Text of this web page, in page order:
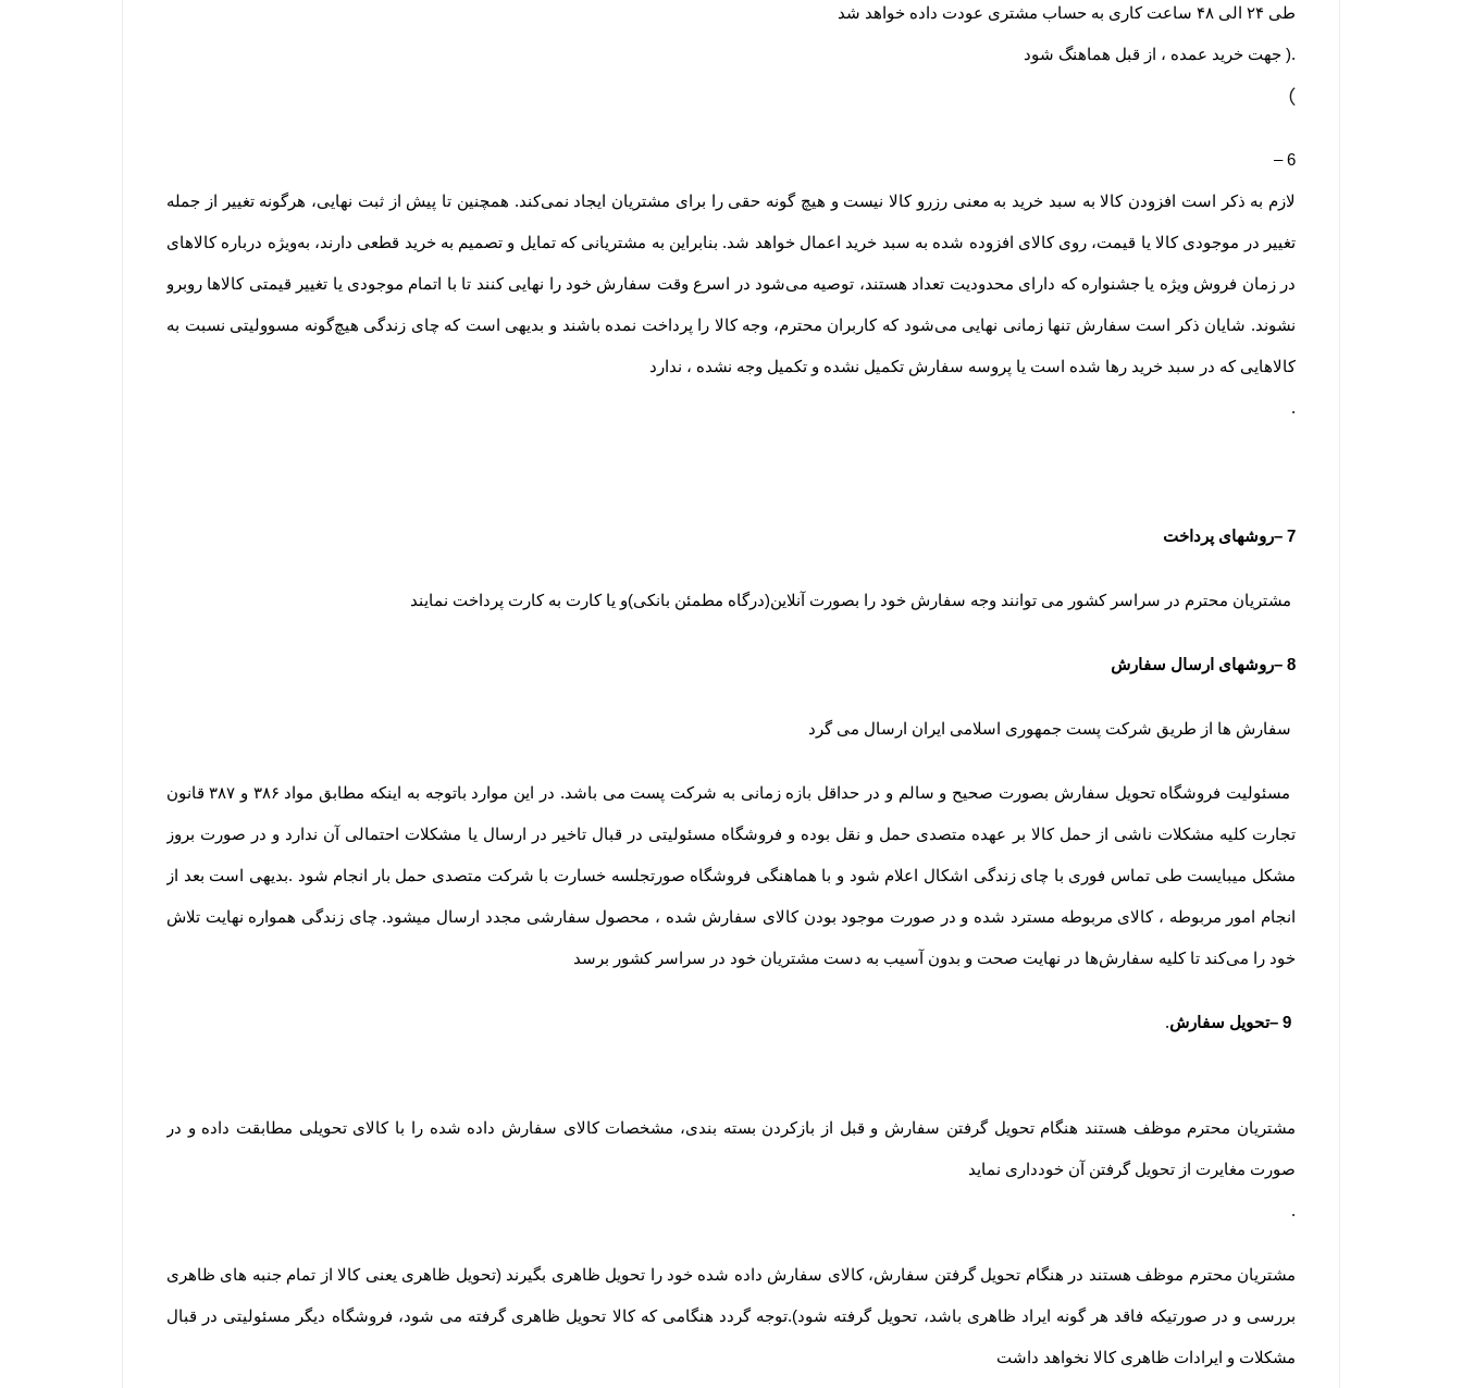
طی ۲۴ الی ۴۸ ساعت کاری به حساب مشتری عودت داده خواهد شد
جهت خرید عمده ، از قبل هماهنگ شود ).
)
6
–
لازم به ذکر است افزودن کالا به سبد خرید به معنی رزرو کالا نیست و هیچ گونه حقی را برای مشتریان ایجاد نمی‌کند. همچنین تا پیش از ثبت نهایی، هرگونه تغییر از جمله
تغییر در موجودی کالا یا قیمت، روی کالای افزوده شده به سبد خرید اعمال خواهد شد. بنابراین به مشتریانی که تمایل و تصمیم به خرید قطعی دارند، به‌ویژه درباره کالاهای
در زمان فروش ویژه یا جشنواره که دارای محدودیت تعداد هستند، توصیه می‌شود در اسرع وقت سفارش خود را نهایی کنند تا با اتمام موجودی یا تغییر قیمتی کالاها روبرو
نشوند. شایان ذکر است سفارش تنها زمانی نهایی می‌شود که کاربران محترم، وجه کالا را پرداخت نمده باشند و بدیهی است که چای زندگی هیچ‌گونه مسوولیتی نسبت به
کالاهایی که در سبد خرید رها شده است یا پروسه سفارش تکمیل نشده و تکمیل وجه نشده ، ندارد
.
7
–روشهای پرداخت
مشتریان محترم در سراسر کشور می توانند وجه سفارش خود را بصورت آنلاین(درگاه مطمئن بانکی)و یا کارت به کارت پرداخت نمایند
8
–روشهای ارسال سفارش
سفارش ها از طریق شرکت پست جمهوری اسلامی ایران ارسال می گرد
مسئولیت فروشگاه تحویل سفارش بصورت صحیح و سالم و در حداقل بازه زمانی به شرکت پست می باشد. در این موارد باتوجه به اینکه مطابق مواد ۳۸۶ و ۳۸۷ قانون
تجارت کلیه مشکلات ناشی از حمل کالا بر عهده متصدی حمل و نقل بوده و فروشگاه مسئولیتی در قبال تاخیر در ارسال یا مشکلات احتمالی آن ندارد و در صورت بروز
مشکل میبایست طی تماس فوری با چای زندگی اشکال اعلام شود و با هماهنگی فروشگاه صورتجلسه خسارت با شرکت متصدی حمل بار انجام شود .بدیهی است بعد از
انجام امور مربوطه ، کالای مربوطه مسترد شده و در صورت موجود بودن کالای سفارش شده ، محصول سفارشی مجدد ارسال میشود. چای زندگی همواره نهایت تلاش
خود را می‏‌کند تا کلیه سفارش‏‌ها در نهایت صحت و بدون آسیب به دست مشتریان خود در سراسر کشور برسد
9
–تحویل سفارش.
مشتریان محترم موظف هستند هنگام تحویل گرفتن سفارش و قبل از بازکردن بسته بندی، مشخصات کالای سفارش داده شده را با کالای تحویلی مطابقت داده و در
صورت مغایرت از تحویل گرفتن آن خودداری نماید
.
مشتریان محترم موظف هستند در هنگام تحویل گرفتن سفارش، کالای سفارش داده شده خود را تحویل ظاهری بگیرند (تحویل ظاهری یعنی کالا از تمام جنبه های ظاهری
بررسی و در صورتیکه فاقد هر گونه ایراد ظاهری باشد، تحویل گرفته شود).توجه گردد هنگامی که کالا تحویل ظاهری گرفته می شود، فروشگاه دیگر مسئولیتی در قبال
مشکلات و ایرادات ظاهری کالا نخواهد داشت